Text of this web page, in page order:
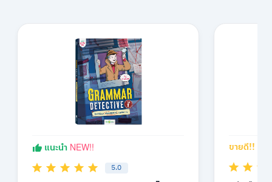
แนะนำ NEW!!
5.0
ขายดี!!